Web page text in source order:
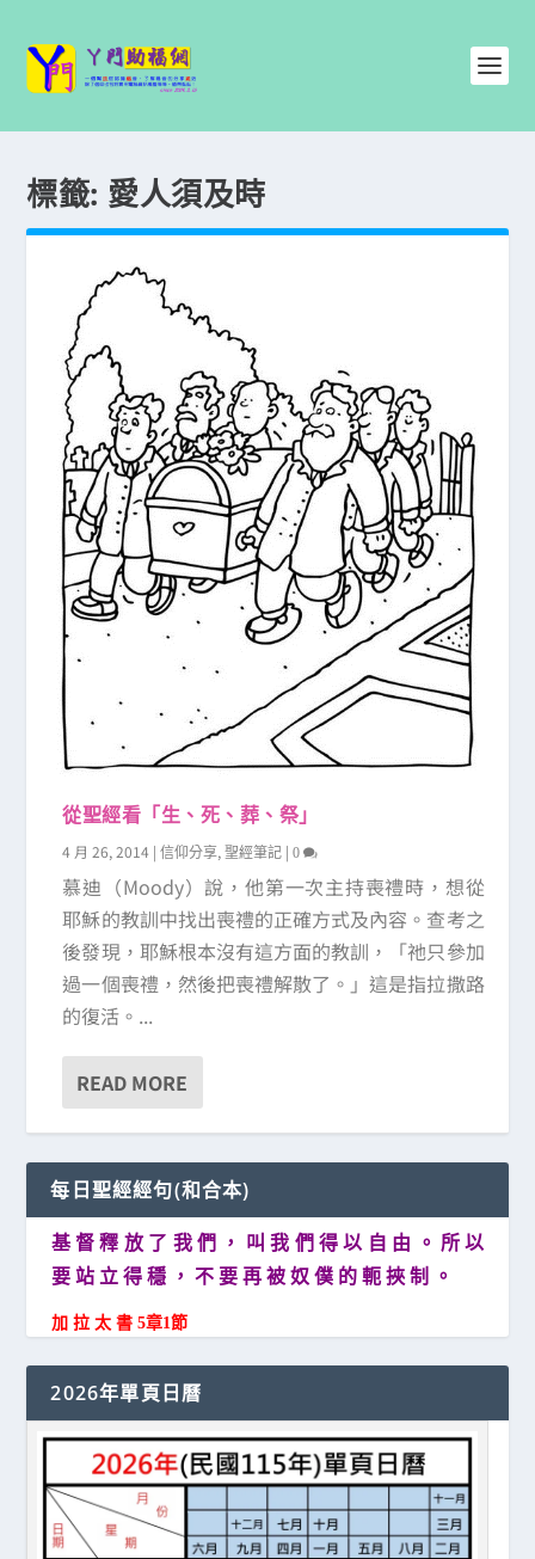
標籤: 愛人須及時
從聖經看「生、死、葬、祭」
4 月 26, 2014 |信仰分享,聖經筆記 |0
慕迪（Moody）說，他第一次主持喪禮時，想從
耶穌的教訓中找出喪禮的正確方式及內容。查考之
後發現，耶穌根本沒有這方面的教訓，「祂只參加
過一個喪禮，然後把喪禮解散了。」這是指拉撒路
的復活。...
READ MORE
每日聖經經句(和合本)
基 督 釋 放 了 我 們 ， 叫 我 們 得 以 自 由 。 所 以
要 站 立 得 穩 ， 不 要 再 被 奴 僕 的 軛 挾 制 。
加 拉 太 書 5章1節
2026年單頁日曆